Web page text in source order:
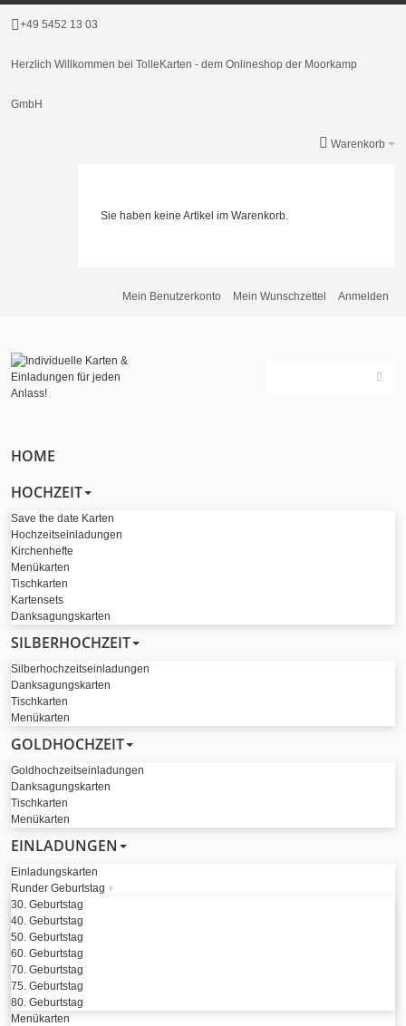
+49 5452 13 03
Herzlich Willkommen bei TolleKarten - dem Onlineshop der Moorkamp
GmbH
Warenkorb
Sie haben keine Artikel im Warenkorb.
Mein Benutzerkonto Mein Wunschzettel Anmelden
HOME
HOCHZEIT
Save the date Karten
Hochzeitseinladungen
Kirchenhefte
Menükarten
Tischkarten
Kartensets
Danksagungskarten
SILBERHOCHZEIT
Silberhochzeitseinladungen
Danksagungskarten
Tischkarten
Menükarten
GOLDHOCHZEIT
Goldhochzeitseinladungen
Danksagungskarten
Tischkarten
Menükarten
EINLADUNGEN
Einladungskarten
Runder Geburtstag
30. Geburtstag
40. Geburtstag
50. Geburtstag
60. Geburtstag
70. Geburtstag
75. Geburtstag
80. Geburtstag
Menükarten